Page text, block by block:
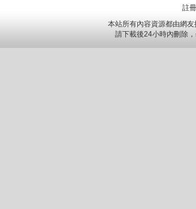
註
本站所有內容資源都由網
請下載後24小時內刪除